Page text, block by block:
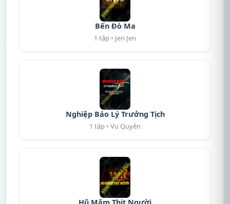
Bến Đò Ma
1 tập • Jen Jen
Nghiệp Báo Lý Trưởng Tịch
1 tập • Vu Quyên